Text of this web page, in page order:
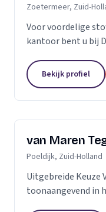
Zoetermeer, Zuid-
Voor voordelige
kantoor bent u bij
thuis met ons
Bekijk profiel
van Maren
Poeldijk, Zuid-Holland
Uitgebreide Keuze
toonaangevend in